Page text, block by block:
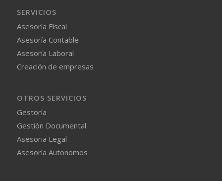
SERVICIOS
Asesoría Fiscal
Asesoría Contable
Asesoría Laboral
Creación de empresas
OTROS SERVICIOS
Gestoría
Gestión Documental
Asesoria Legal
Asesoría Autonomos